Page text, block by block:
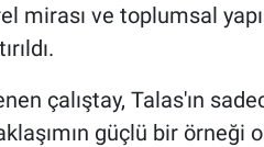
mirası ve toplumsal
çalıştay, Talas'ın
güçlü bir örneği